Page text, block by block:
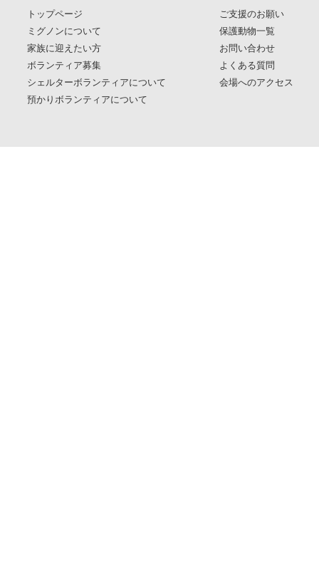
トップページ
ミグノンについて
家族に迎えたい方
ボランティア募集
シェルターボランティアについて
預かりボランティアについて
ご支援のお願い
保護動物一覧
お問い合わせ
よくある質問
会場へのアクセス